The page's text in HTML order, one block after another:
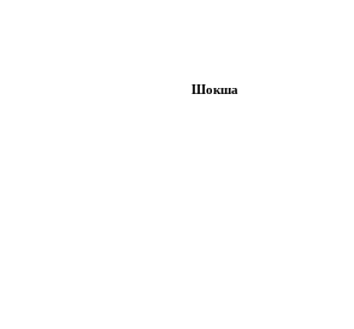
Шокша